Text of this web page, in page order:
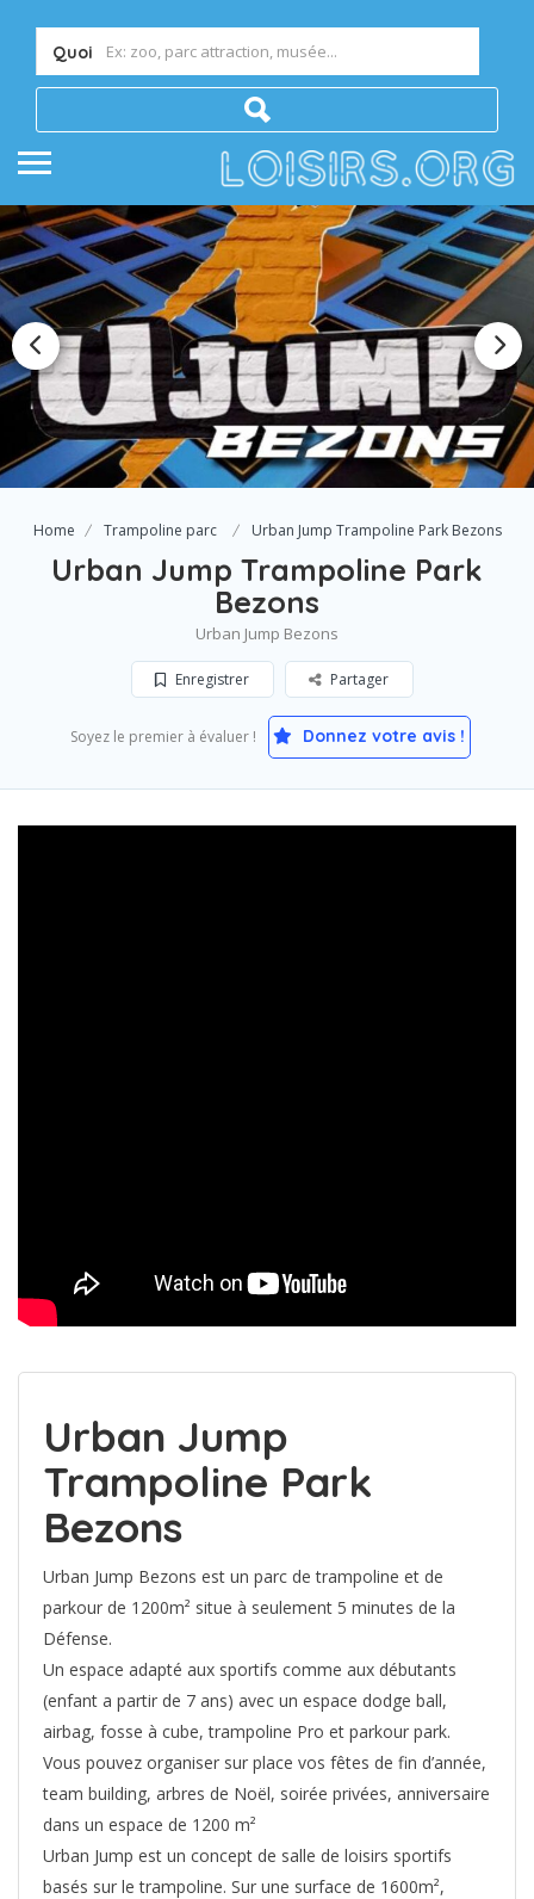
Quoi
Home Trampoline parc Urban Jump Trampoline Park Bezons
Urban Jump Trampoline Park
Bezons
Urban Jump Bezons
Enregistrer Partager
Soyez le premier à évaluer ! Donnez votre avis !
Urban Jump
Trampoline Park
Bezons
Urban Jump Bezons est un parc de trampoline et de
parkour de 1200m² situe à seulement 5 minutes de la
Défense.
Un espace adapté aux sportifs comme aux débutants
(enfant a partir de 7 ans) avec un espace dodge ball,
airbag, fosse à cube, trampoline Pro et parkour park.
Vous pouvez organiser sur place vos fêtes de fin d’année,
team building, arbres de Noël, soirée privées, anniversaire
dans un espace de 1200 m²
Urban Jump est un concept de salle de loisirs sportifs
basés sur le trampoline. Sur une surface de 1600m²,